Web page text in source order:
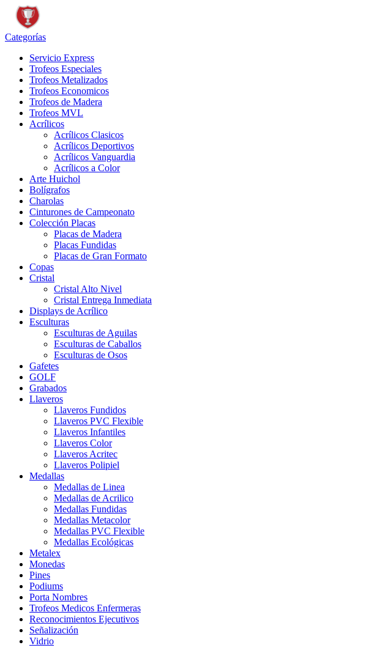
Categorías
Servicio Express
Trofeos Especiales
Trofeos Metalizados
Trofeos Economicos
Trofeos de Madera
Trofeos MVL
Acrílicos
Acrílicos Clasicos
Acrílicos Deportivos
Acrílicos Vanguardia
Acrílicos a Color
Arte Huichol
Bolígrafos
Charolas
Cinturones de Campeonato
Colección Placas
Placas de Madera
Placas Fundidas
Placas de Gran Formato
Copas
Cristal
Cristal Alto Nivel
Cristal Entrega Inmediata
Displays de Acrílico
Esculturas
Esculturas de Aguilas
Esculturas de Caballos
Esculturas de Osos
Gafetes
GOLF
Grabados
Llaveros
Llaveros Fundidos
Llaveros PVC Flexible
Llaveros Infantiles
Llaveros Color
Llaveros Acritec
Llaveros Polipiel
Medallas
Medallas de Linea
Medallas de Acrilico
Medallas Fundidas
Medallas Metacolor
Medallas PVC Flexible
Medallas Ecológicas
Metalex
Monedas
Pines
Podiums
Porta Nombres
Trofeos Medicos Enfermeras
Reconocimientos Ejecutivos
Señalización
Vidrio